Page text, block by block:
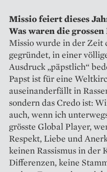
Missio feiert dieses
Was waren die
Missio wurde in der Zeit
gegründet, in einer
Ausdruck „päpstlich“
Papst ist für eine
auseinanderfällt in
sondern das Credo ist:
auch, wenn ich
grösste Global Player,
Respekt, Liebe und
keinen Rassismus in der
Differenzen, keine